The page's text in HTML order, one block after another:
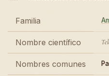
Familia
Nombre científico
Nombres comunes